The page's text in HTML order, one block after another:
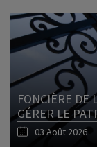
FONCIÈRE DE
GÉRER LE
03 Août 2026